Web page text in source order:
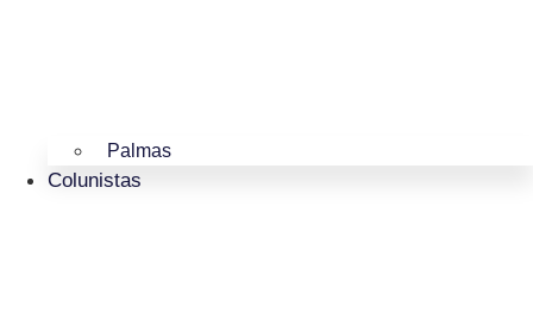
Palmas
Colunistas